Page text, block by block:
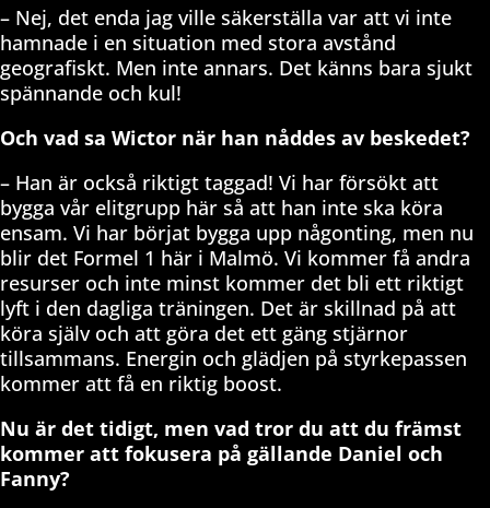
– Nej, det enda jag ville säkerställa var att vi inte
hamnade i en situation med stora avstånd
geografiskt. Men inte annars. Det känns bara sjukt
spännande och kul!
Och vad sa Wictor när han nåddes av beskedet?
– Han är också riktigt taggad! Vi har försökt att
bygga vår elitgrupp här så att han inte ska köra
ensam. Vi har börjat bygga upp någonting, men nu
blir det Formel 1 här i Malmö. Vi kommer få andra
resurser och inte minst kommer det bli ett riktigt
lyft i den dagliga träningen. Det är skillnad på att
köra själv och att göra det ett gäng stjärnor
tillsammans. Energin och glädjen på styrkepassen
kommer att få en riktig boost.
Nu är det tidigt, men vad tror du att du främst
kommer att fokusera på gällande Daniel och
Fanny?